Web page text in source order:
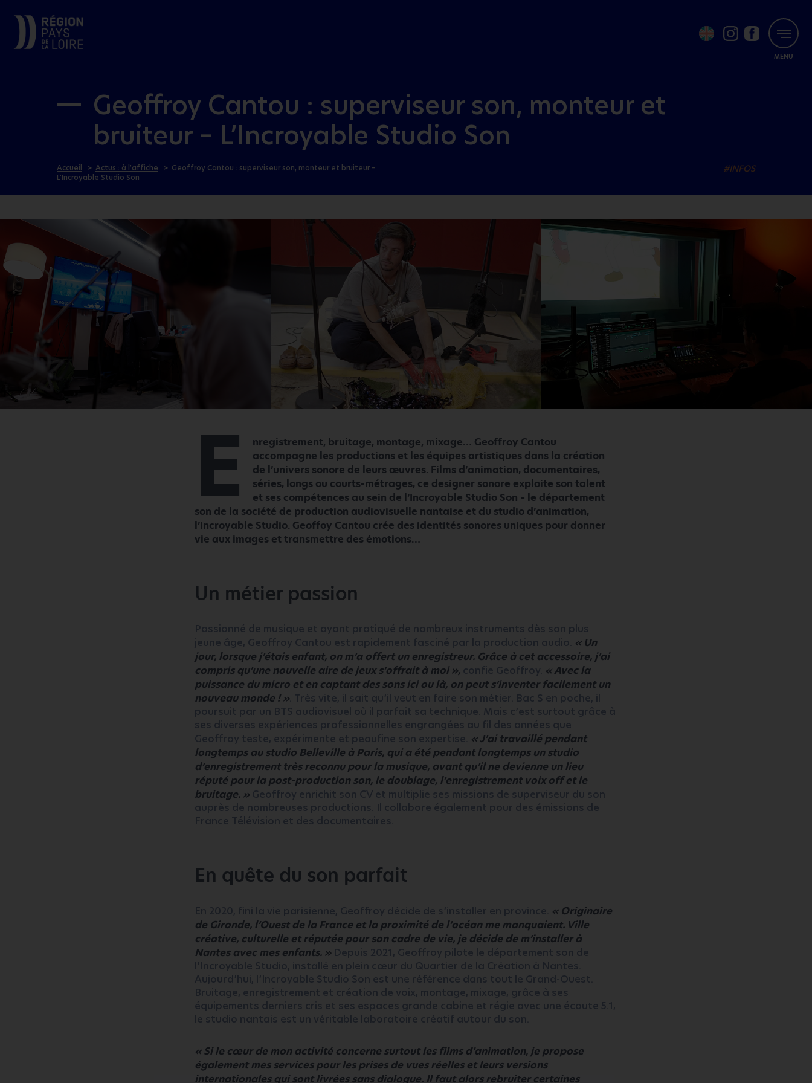
MENU
Geoffroy Cantou : superviseur son, monteur et
bruiteur – L’Incroyable Studio Son
Accueil Actus : à l’affiche
Geoffroy Cantou : superviseur son, monteur et bruiteur –
L’Incroyable Studio Son
#INFOS
E
nregistrement, bruitage, montage, mixage… Geoffroy Cantou
accompagne les productions et les équipes artistiques dans la création
de l’univers sonore de leurs œuvres. Films d’animation, documentaires,
séries, longs ou courts-métrages, ce designer sonore exploite son talent
et ses compétences au sein de l’Incroyable Studio Son – le département
son de la société de production audiovisuelle nantaise et du studio d’animation,
l’Incroyable Studio. Geoffoy Cantou crée des identités sonores uniques pour donner
vie aux images et transmettre des émotions…
Un métier passion
Passionné de musique et ayant pratiqué de nombreux instruments dès son plus
jeune âge, Geoffroy Cantou est rapidement fasciné par la production audio. « Un
jour, lorsque j’étais enfant, on m’a offert un enregistreur. Grâce à cet accessoire, j’ai
compris qu’une nouvelle aire de jeux s’offrait à moi », confie Geoffroy. « Avec la
puissance du micro et en captant des sons ici ou là, on peut s’inventer facilement un
nouveau monde ! ». Très vite, il sait qu’il veut en faire son métier. Bac S en poche, il
poursuit par un BTS audiovisuel où il parfait sa technique. Mais c’est surtout grâce à
ses diverses expériences professionnelles engrangées au fil des années que
Geoffroy teste, expérimente et peaufine son expertise. « J’ai travaillé pendant
longtemps au studio Belleville à Paris, qui a été pendant longtemps un studio
d’enregistrement très reconnu pour la musique, avant qu’il ne devienne un lieu
réputé pour la post-production son, le doublage, l’enregistrement voix off et le
bruitage. » Geoffroy enrichit son CV et multiplie ses missions de superviseur du son
auprès de nombreuses productions. Il collabore également pour des émissions de
France Télévision et des documentaires.
En quête du son parfait
En 2020, fini la vie parisienne, Geoffroy décide de s’installer en province. « Originaire
de Gironde, l’Ouest de la France et la proximité de l’océan me manquaient. Ville
créative, culturelle et réputée pour son cadre de vie, je décide de m’installer à
Nantes avec mes enfants. »Depuis 2021, Geoffroy pilote le département son de
l’Incroyable Studio, installé en plein cœur du Quartier de la Création à Nantes.
Aujourd’hui, l’Incroyable Studio Son est une référence dans tout le Grand-Ouest.
Bruitage, enregistrement et création de voix, montage, mixage, grâce à ses
équipements derniers cris et ses espaces grande cabine et régie avec une écoute 5.1,
le studio nantais est un véritable laboratoire créatif autour du son.
« Si le cœur de mon activité concerne surtout les films d’animation, je propose
également mes services pour les prises de vues réelles et leurs versions
internationales qui sont livrées sans dialogue. Il faut alors rebruiter certaines